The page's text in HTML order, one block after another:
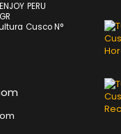
PERU
Cusco N°